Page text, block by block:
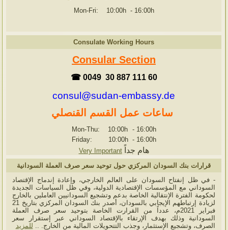
Mon-Fri: 10:00h - 16:00h
Consulate Working Hours
Consular Section
☎ 0049 30 887 111 60
consul@sudan-embassy.de
ساعات عمل القسم القنصلي
Mon-Thu: 10:00h - 16:00h
Friday: 10:00h - 16:00h
Very Important
هام جداً
قرارات بنك السودان المركزي حول توحيد سعر صرف العملة السودانية
- في ظل إنفتاح السودان على العالم الخارجي، وإعادة إندماج الإقتصاد
السوداني مع المؤسسات الإقتصادية الدولية، وفي ظل السياسات الجديدة
لحكومة الفترة الإنتقالية الخاصة بدعم وتشجيع السودانيين العاملين بالخارج
لزيادة إرتباطهم الإيجابي بالسودان، أصدر بنك السودان المركزي بتاريخ 21
فبراير 2021م، عدداً من القرارت الخاصة بتوحيد سعر صرف العملة
السودانية وذلك بهدف الإرتقاء بالإقتصاد السوداني عبر إستقرار سعر
الصرف، وتشجيع الإستثمار، وجذب التتحويلات المالية من الخارج. .. للمزيد